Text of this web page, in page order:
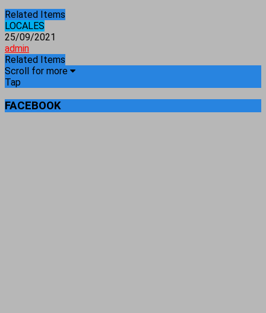
Related Items
LOCALES
25/09/2021
admin
Related Items
Scroll for more
Tap
FACEBOOK